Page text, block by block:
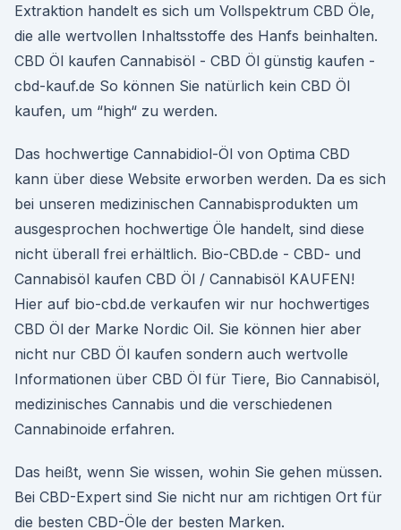
Extraktion handelt es sich um Vollspektrum CBD Öle,
die alle wertvollen Inhaltsstoffe des Hanfs beinhalten.
CBD Öl kaufen Cannabisöl - CBD Öl günstig kaufen -
cbd-kauf.de So können Sie natürlich kein CBD Öl
kaufen, um “high“ zu werden.
Das hochwertige Cannabidiol-Öl von Optima CBD
kann über diese Website erworben werden. Da es sich
bei unseren medizinischen Cannabisprodukten um
ausgesprochen hochwertige Öle handelt, sind diese
nicht überall frei erhältlich. Bio-CBD.de - CBD- und
Cannabisöl kaufen CBD Öl / Cannabisöl KAUFEN!
Hier auf bio-cbd.de verkaufen wir nur hochwertiges
CBD Öl der Marke Nordic Oil. Sie können hier aber
nicht nur CBD Öl kaufen sondern auch wertvolle
Informationen über CBD Öl für Tiere, Bio Cannabisöl,
medizinisches Cannabis und die verschiedenen
Cannabinoide erfahren.
Das heißt, wenn Sie wissen, wohin Sie gehen müssen.
Bei CBD-Expert sind Sie nicht nur am richtigen Ort für
die besten CBD-Öle der besten Marken.